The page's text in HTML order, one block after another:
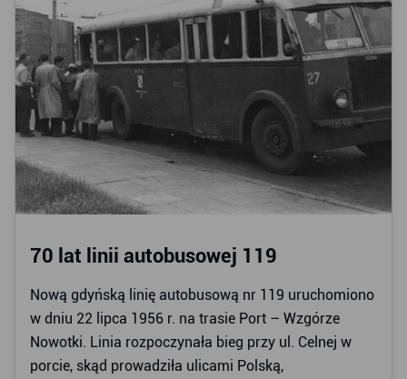
70 lat linii autobusowej 119
Nową gdyńską linię autobusową nr 119 uruchomiono
w dniu 22 lipca 1956 r. na trasie Port – Wzgórze
Nowotki. Linia rozpoczynała bieg przy ul. Celnej w
porcie, skąd prowadziła ulicami Polską,